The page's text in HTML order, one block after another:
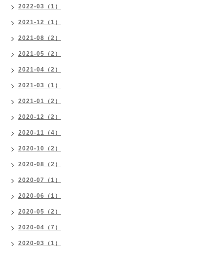
2022-03（1）
2021-12（1）
2021-08（2）
2021-05（2）
2021-04（2）
2021-03（1）
2021-01（2）
2020-12（2）
2020-11（4）
2020-10（2）
2020-08（2）
2020-07（1）
2020-06（1）
2020-05（2）
2020-04（7）
2020-03（1）